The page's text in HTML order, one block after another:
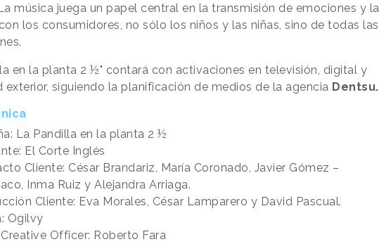
música juega un papel central en la transmisión de emociones y la
los consumidores, no sólo los niños y las niñas, sino de todas las
en la planta 2 ½" contará con activaciones en televisión, digital y
exterior, siguiendo la planificación de medios de la agencia Dentsu.
La Pandilla en la planta 2 ½
El Corte Inglés
Cliente: César Brandariz, María Coronado, Javier Gómez –
Inma Ruiz y Alejandra Arriaga.
Cliente: Eva Morales, César Lamparero y David Pascual.
Ogilvy
Officer: Roberto Fara